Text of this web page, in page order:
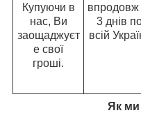
Купуючи в
нас, Ви
заощаджуєт
е свої
гроші.
впродовж
3 днів
всій
Як